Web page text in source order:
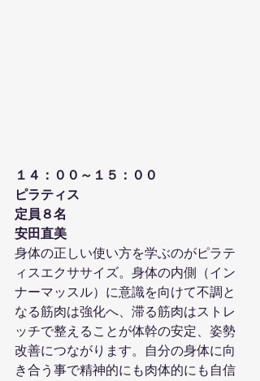
１４：００～１５：００
ピラティス
定員８名
安田直美
身体の正しい使い方を学ぶのがピラテ
ィスエクササイズ。身体の内側（イン
ナーマッスル）に意識を向けて不調と
なる筋肉は強化へ、滞る筋肉はストレ
ッチで整えることが体幹の安定、姿勢
改善につながります。自分の身体に向
き合う事で精神的にも肉体的にも自信